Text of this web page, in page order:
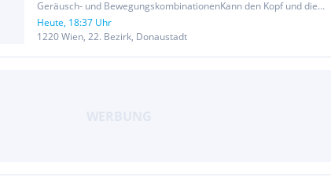
Geräusch- und BewegungskombinationenKann den Kopf und die
Arme bewegen, tanzen und Füttergeräusche machenToller
Spielspaß für Kinder ab 4 Jahren
Heute, 18:37 Uhr
1220 Wien, 22. Bezirk, Donaustadt